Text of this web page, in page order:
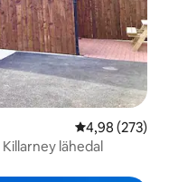
Keskmine
4,98 (273)
lähedal